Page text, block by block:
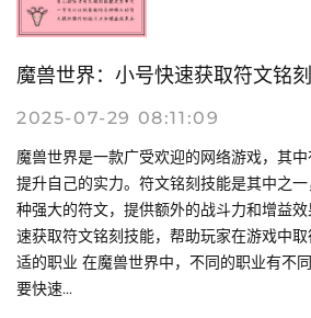
魔兽世界：小号快速获取符文铭
2025-07-29 08:11:09
魔兽世界是一款广受欢迎的网络游戏，其
提升自己的实力。符文铭刻技能是其中之
种强大的符文，提供额外的战斗力和增益
速获取符文铭刻技能，帮助玩家在游戏中
适的职业 在魔兽世界中，不同的职业有不
要快速...